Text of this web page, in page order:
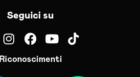
Seguici su
Riconoscimenti